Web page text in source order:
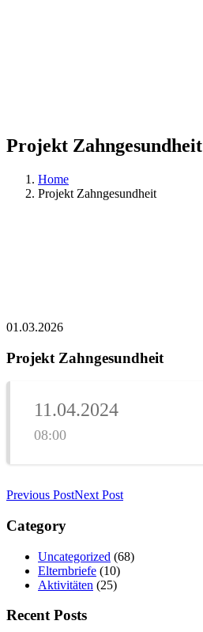
Projekt Zahngesundheit
Home
Projekt Zahngesundheit
01.03.2026
Projekt Zahngesundheit
11.04.2024
08:00
Previous PostNext Post
Category
Uncategorized (68)
Elternbriefe (10)
Aktivitäten (25)
Recent Posts